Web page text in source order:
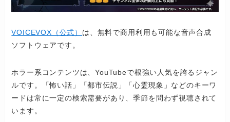
VOICEVOX（公式） は、無料で商用利用も可能な音声合成
ソフトウェアです。
ホラー系コンテンツは、YouTubeで根強い人気を誇るジャン
ルです。「怖い話」「都市伝説」「心霊現象」などのキーワ
ードは常に一定の検索需要があり、季節を問わず視聴されて
います。